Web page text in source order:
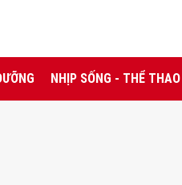
NHỊP SỐNG - THỂ THAO